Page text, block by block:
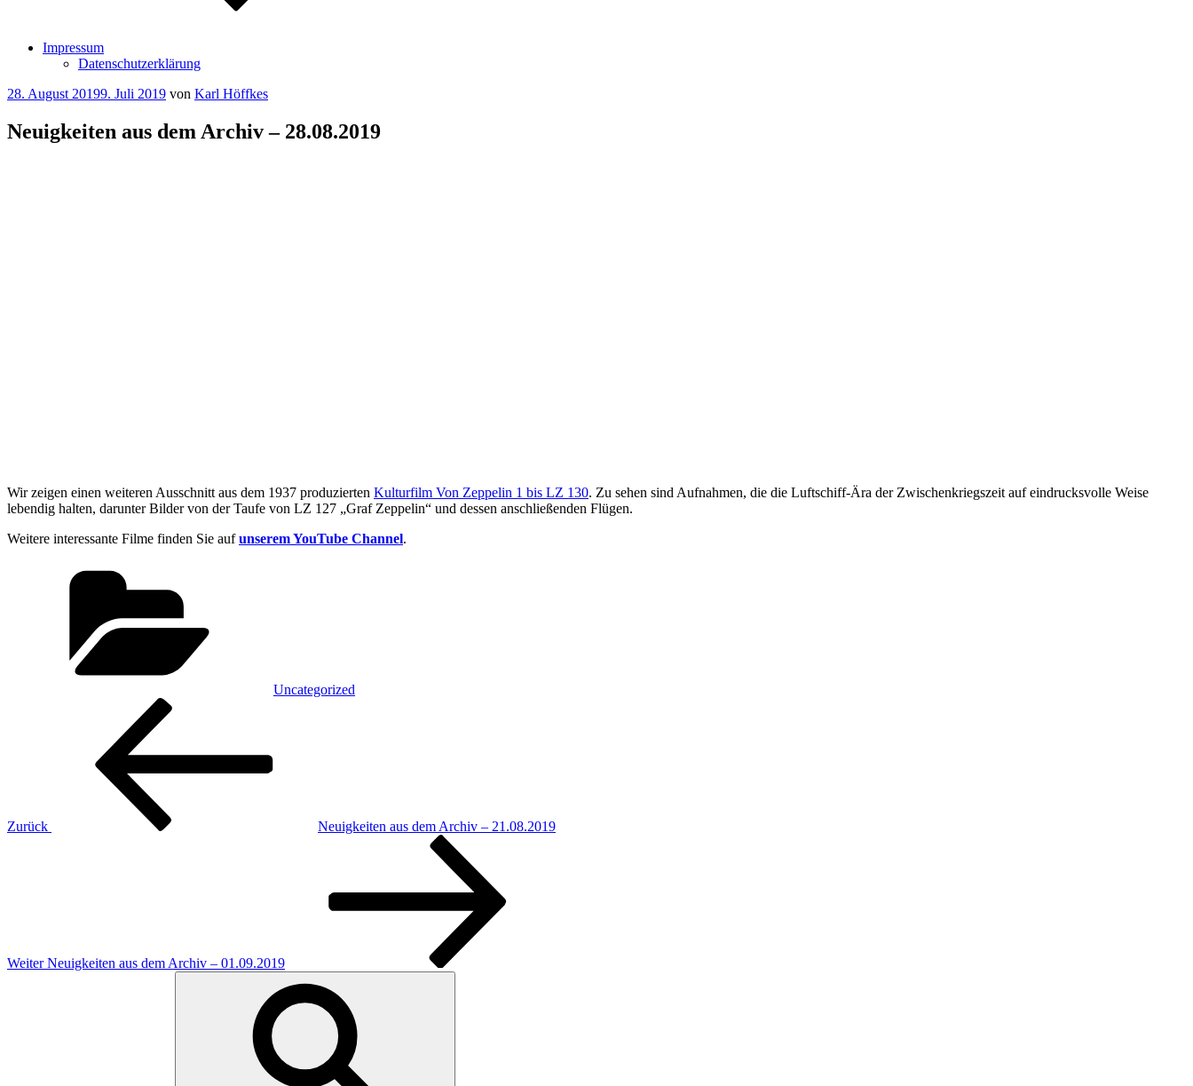
Impressum
Datenschutzerklärung
Veröffentlicht
28. August 20199. Juli 2019 von Karl Höffkes
Neuigkeiten aus dem Archiv – 28.08.2019
Wir zeigen einen weiteren Ausschnitt aus dem 1937 produzierten Kulturfilm Von Zeppelin 1 bis LZ 130. Zu sehen sind Aufnahmen, die die Luftschiff-Ära der Zwischenkriegszeit auf eindrucksvolle Weise
lebendig halten, darunter Bilder von der Taufe von LZ 127 „Graf Zeppelin“ und dessen anschließenden Flügen.
Weitere interessante Filme finden Sie aufunserem YouTube Channel.
Uncategorized
Beitragsnavigation
Zurück
Neuigkeiten aus dem Archiv – 21.08.2019
Weiter Neuigkeiten aus dem Archiv – 01.09.2019